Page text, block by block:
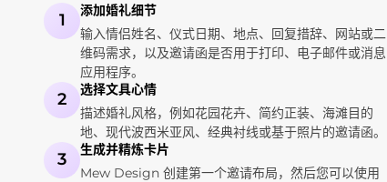
1
添加婚礼细节
输入情侣姓名、仪式日期、地点、回复措辞、网站或二
维码需求，以及邀请函是否用于打印、电子邮件或消息
应用程序。
2
选择文具心情
描述婚礼风格，例如花园花卉、简约正装、海滩目的
地、现代波西米亚风、经典衬线或基于照片的邀请函。
3
生成并精炼卡片
Mew Design 创建第一个邀请布局，然后您可以使用